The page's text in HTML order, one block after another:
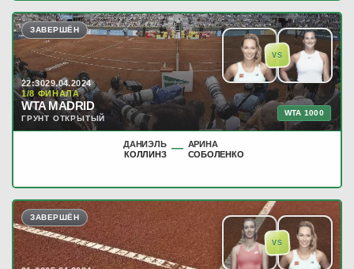
VS
ЗАВЕРШЁН
22:3029.04.2024
1/8 ФИНАЛА
WTA MADRID
ГРУНТ ОТКРЫТЫЙ
WTA 1000
ДАНИЭЛЬ
КОЛЛИНЗ — АРИНА
СОБОЛЕНКО
VS
ЗАВЕРШЁН